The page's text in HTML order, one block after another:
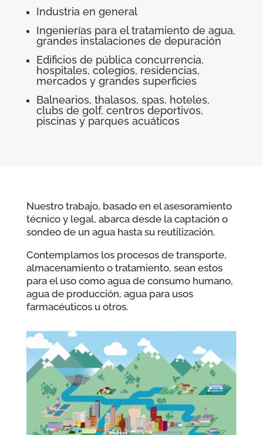
Industria en general
Ingenierías para el tratamiento de agua,
grandes instalaciones de depuración
Edificios de pública concurrencia,
hospitales, colegios, residencias,
mercados y grandes superficies
Balnearios, thalasos, spas, hoteles,
clubs de golf, centros deportivos,
piscinas y parques acuáticos
Nuestro trabajo, basado en el asesoramiento
técnico y legal, abarca desde la captación o
sondeo de un agua hasta su reutilización.
Contemplamos los procesos de transporte,
almacenamiento o tratamiento, sean estos
para el uso como agua de consumo humano,
agua de producción, agua para usos
farmacéuticos u otros.